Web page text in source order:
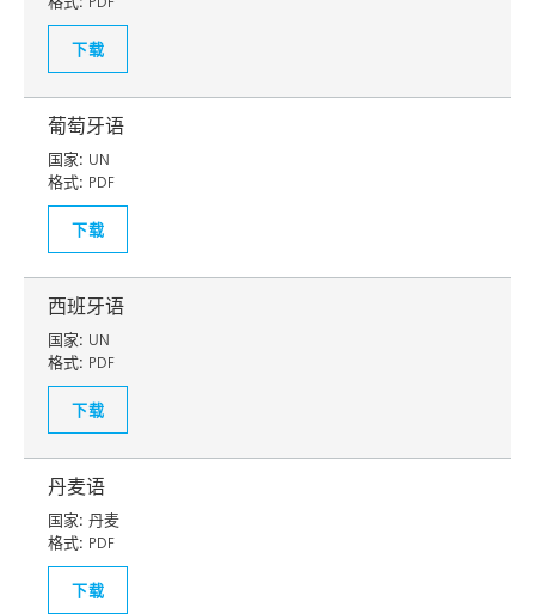
下载
葡萄牙语
国家: UN
格式: PDF
下载
西班牙语
国家: UN
格式: PDF
下载
丹麦语
国家: 丹麦
格式: PDF
下载